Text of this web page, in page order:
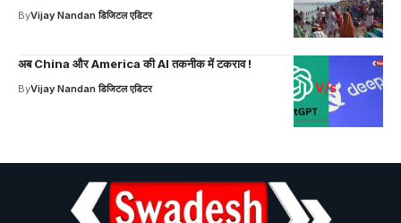
ByVijay Nandan डिजिटल एडिटर
अब China और America की AI तकनीक में टकराव !
ByVijay Nandan डिजिटल एडिटर